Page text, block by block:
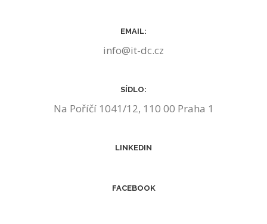
EMAIL:
info@it-dc.cz
SÍDLO:
Na Poříčí 1041/12, 110 00 Praha 1
LINKEDIN
FACEBOOK